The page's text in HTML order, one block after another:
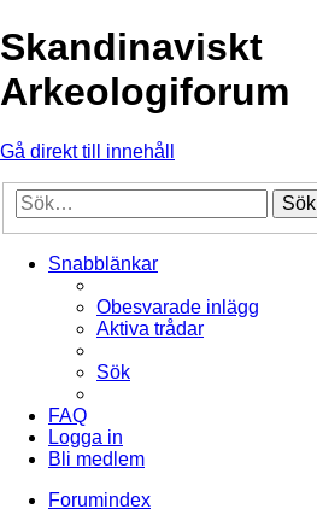
Skandinaviskt
Arkeologiforum
Gå direkt till innehåll
Sök
Snabblänkar
Obesvarade inlägg
Aktiva trådar
Sök
FAQ
Logga in
Bli medlem
Forumindex